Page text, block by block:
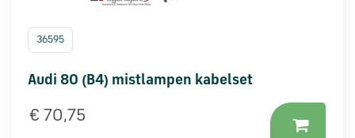
36595
Audi 80 (B4) mistlampen kabelset
€ 70,75